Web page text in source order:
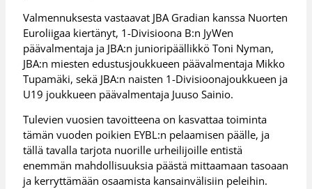
Valmennuksesta vastaavat JBA Gradian kanssa Nuorten
Euroliigaa kiertänyt, 1-Divisioona B:n JyWen
päävalmentaja ja JBA:n junioripäällikkö Toni Nyman,
JBA:n miesten edustusjoukkueen päävalmentaja Mikko
Tupamäki, sekä JBA:n naisten 1-Divisioonajoukkueen ja
U19 joukkueen päävalmentaja Juuso Sainio.
Tulevien vuosien tavoitteena on kasvattaa toiminta
tämän vuoden poikien EYBL:n pelaamisen päälle, ja
tällä tavalla tarjota nuorille urheilijoille entistä
enemmän mahdollisuuksia päästä mittaamaan tasoaan
ja kerryttämään osaamista kansainvälisiin peleihin.